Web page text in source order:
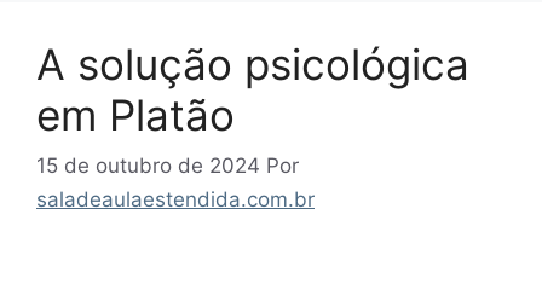
A solução psicológica
em Platão
15 de outubro de 2024 Por
saladeaulaestendida.com.br